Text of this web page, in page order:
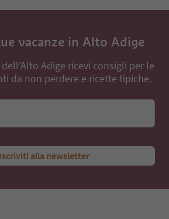
vacanze in Alto Adige
Adige ricevi consigli per le
da non perdere e ricette tipiche.
Iscriviti alla newsletter